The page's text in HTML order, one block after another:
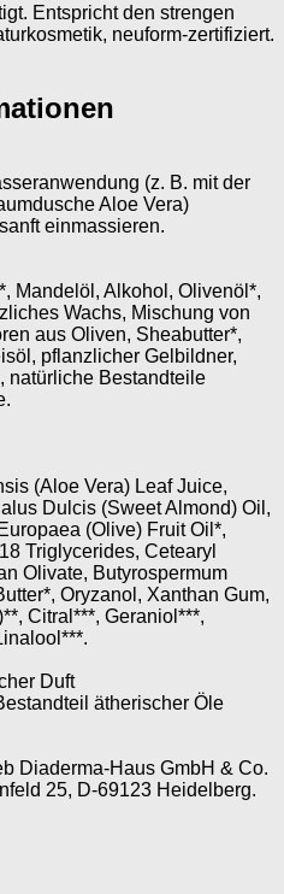
Entspricht den strengen
neuform-zertifiziert.
(z. B. mit der
Aloe Vera)
einmassieren.
Mandelöl, Alkohol, Olivenöl*,
Wachs, Mischung von
aus Oliven, Sheabutter*,
pflanzlicher Gelbildner,
natürliche Bestandteile
(Aloe Vera) Leaf Juice,
Dulcis (Sweet Almond) Oil,
(Olive) Fruit Oil*,
Triglycerides, Cetearyl
Olivate, Butyrospermum
Oryzanol, Xanthan Gum,
Citral***, Geraniol***,
Duft
ätherischer Öle
Diaderma-Haus GmbH & Co.
25, D-69123 Heidelberg.